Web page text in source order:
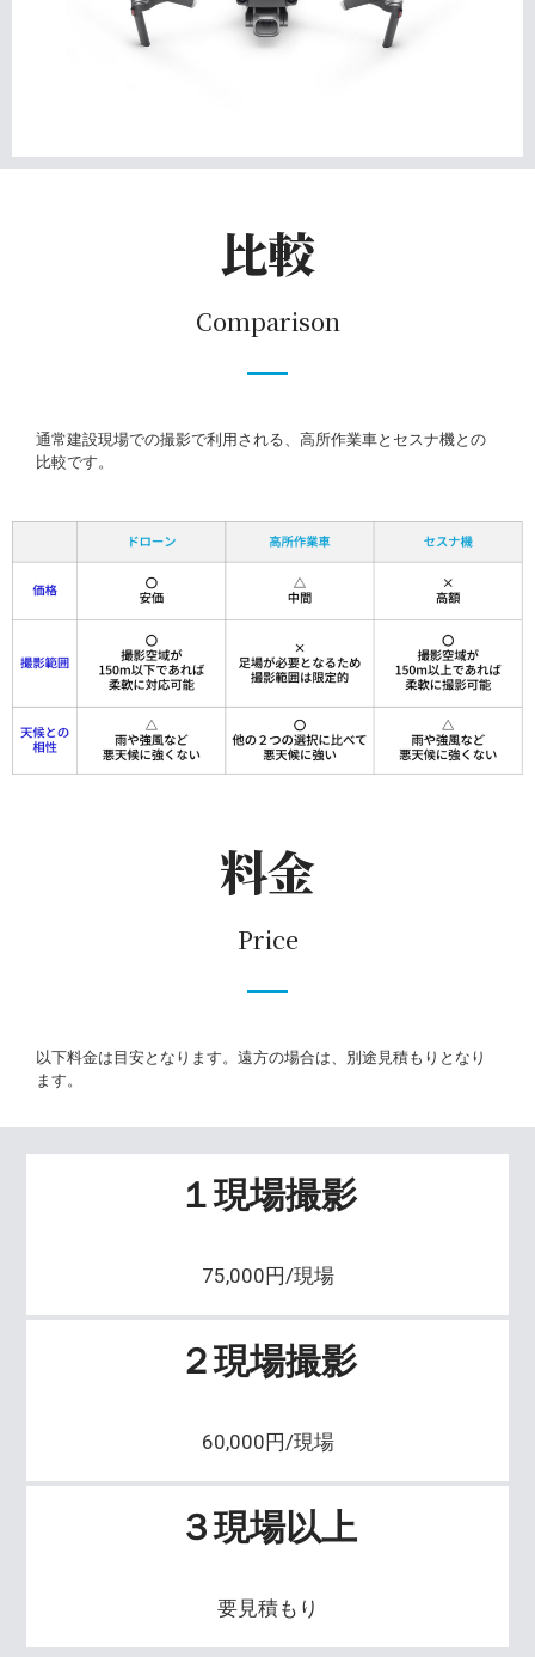
比較
Comparison
通常建設現場での撮影で利用される、高所作業車とセスナ機との
比較です。
料金
Price
以下料金は目安となります。遠方の場合は、別途見積もりとなり
ます。
１現場撮影
75,000円/現場
２現場撮影
60,000円/現場
３現場以上
要見積もり